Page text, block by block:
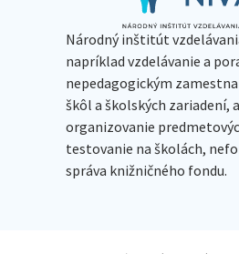
Národný inštitút
napríklad vzdelávanie a
nepedagogickým
škôl a školských zariadení,
organizovanie
testovanie na školách,
správa knižničného fondu.